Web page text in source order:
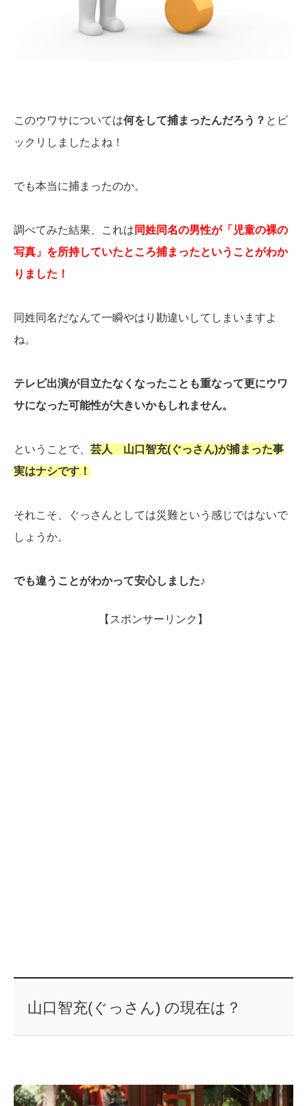
このウワサについては何をして捕まったんだろう？ とビ
ックリしましたよね！
でも本当に捕まったのか。
調べてみた結果、これは 同姓同名の男性が「児童の裸の
写真」を所持していたところ捕まったということがわか
りました！
同姓同名だなんて一瞬やはり勘違いしてしまいますよ
ね。
テレビ出演が目立たなくなったことも重なって更にウワ
サになった可能性が大きいかもしれません。
ということで、 芸人 山口智充(ぐっさん)が捕まった事
実はナシです！
それこそ、ぐっさんとしては災難という感じではないで
しょうか。
でも違うことがわかって安心しました♪
【スポンサーリンク】
山口智充(ぐっさん) の現在は？